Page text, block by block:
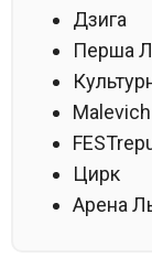
Дзига
Перша
Цирк
Арена